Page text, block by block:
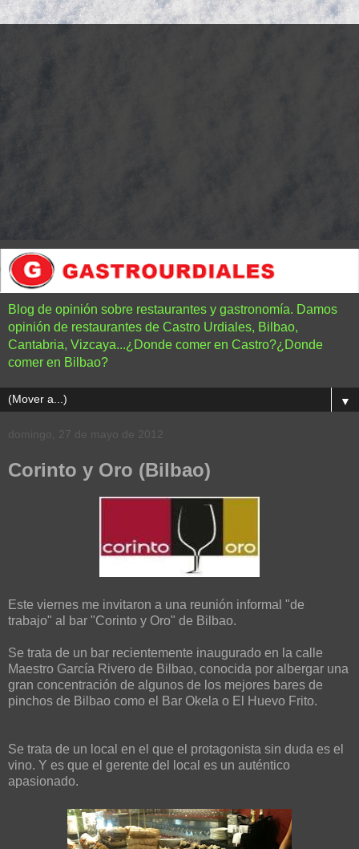
Blog de opinión sobre restaurantes y gastronomía. Damos
opinión de restaurantes de Castro Urdiales, Bilbao,
Cantabria, Vizcaya...¿Donde comer en Castro?¿Donde
comer en Bilbao?
▼
domingo, 27 de mayo de 2012
Corinto y Oro (Bilbao)
Este viernes me invitaron a una reunión informal "de
trabajo" al bar "Corinto y Oro" de Bilbao.
Se trata de un bar recientemente inaugurado en la calle
Maestro García Rivero de Bilbao, conocida por albergar una
gran concentración de algunos de los mejores bares de
pinchos de Bilbao como el Bar Okela o El Huevo Frito.
Se trata de un local en el que el protagonista sin duda es el
vino. Y es que el gerente del local es un auténtico
apasionado.